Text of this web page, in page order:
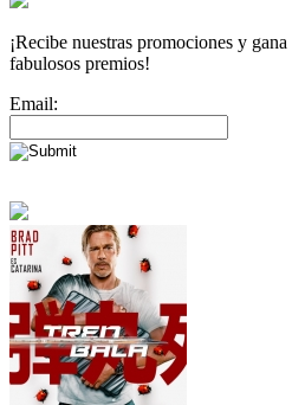
¡Recibe nuestras promociones y gana
fabulosos premios!
Email: